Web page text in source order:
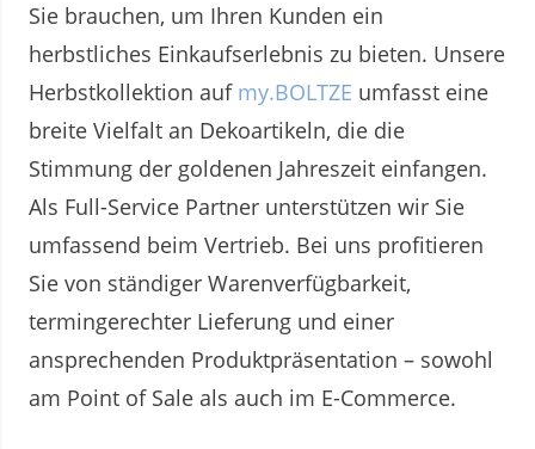
Sie brauchen, um Ihren Kunden ein
herbstliches Einkaufserlebnis zu bieten. Unsere
Herbstkollektion auf my.BOLTZE umfasst eine
breite Vielfalt an Dekoartikeln, die die
Stimmung der goldenen Jahreszeit einfangen.
Als Full-Service Partner unterstützen wir Sie
umfassend beim Vertrieb. Bei uns profitieren
Sie von ständiger Warenverfügbarkeit,
termingerechter Lieferung und einer
ansprechenden Produktpräsentation – sowohl
am Point of Sale als auch im E-Commerce.